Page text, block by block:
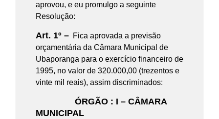
aprovou, e eu promulgo a seguinte
Resolução:
Art. 1º – Fica aprovada a previsão
orçamentária da Câmara Municipal de
Ubaporanga para o exercício financeiro de
1995, no valor de 320.000,00 (trezentos e
vinte mil reais), assim discriminados:
ÓRGÃO : I – CÂMARA
MUNICIPAL